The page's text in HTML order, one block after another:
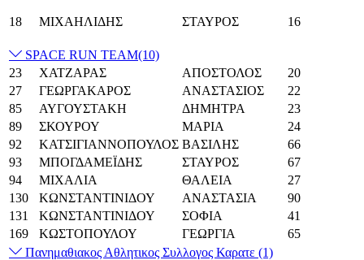
18 ΜΙΧΑΗΛΙΔΗΣ ΣΤΑΥΡΟΣ 16
SPACE RUN TEAM(10)
23
ΧΑΤΖΑΡΑΣ ΑΠΟΣΤΟΛΟΣ
20
27
ΓΕΩΡΓΑΚΑΡΟΣ ΑΝΑΣΤΑΣΙΟΣ
22
85
ΑΥΓΟΥΣΤΑΚΗ ΔΗΜΗΤΡΑ
23
89
ΣΚΟΥΡΟΥ ΜΑΡΙΑ
24
92
ΚΑΤΣΙΓΙΑΝΝΟΠΟΥΛΟΣ ΒΑΣΙΛΗΣ
66
93
ΜΠΟΓΔΑΜΕΪΔΗΣ ΣΤΑΥΡΟΣ
67
94
ΜΙΧΑΛΙΑ ΘΑΛΕΙΑ
27
130
ΚΩΝΣΤΑΝΤΙΝΙΔΟΥ ΑΝΑΣΤΑΣΙΑ
90
131
ΚΩΝΣΤΑΝΤΙΝΙΔΟΥ ΣΟΦΙΑ
41
169
ΚΩΣΤΟΠΟΥΛΟΥ ΓΕΩΡΓΙΑ
65
Πανημαθιακος Αθλητικος Συλλογος Καρατε (1)